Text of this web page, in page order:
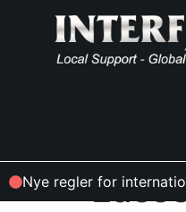
Nye regler for